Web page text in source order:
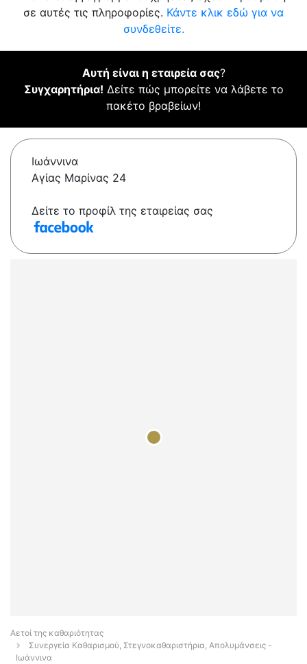
σε αυτές τις πληροφορίες. Κάντε κλικ εδώ για να
συνδεθείτε.
Αυτή είναι η εταιρεία σας?
Συγχαρητήρια! Δείτε πώς μπορείτε να λάβετε το
πακέτο βραβείων!
Ιωάννινα
Αγίας Μαρίνας 24
Δείτε το προφίλ της εταιρείας σας
Αετοί της καθαριότητας
Συνεργεία Καθαρισμού, Στεγνοκαθαριστήρια, Απολυμάνσεις -
Ιωάννινα